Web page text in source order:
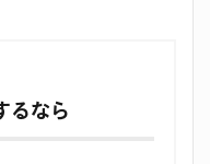
るなら